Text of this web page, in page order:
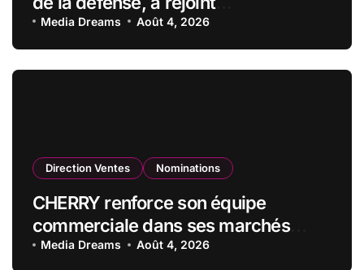
CZECHOSLOVAK GROUP (CSG) en
qualité de vice-président du conseil
d’administration
Media Dreams Août 4, 2026
Direction Ventes Nominations
CHERRY renforce son équipe
commerciale dans ses marchés
stratégiques
Media Dreams Août 4, 2026